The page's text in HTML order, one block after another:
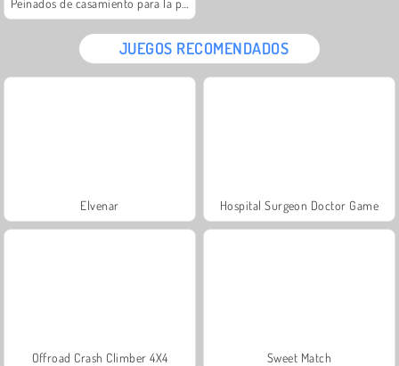
JUEGOS RECOMENDADOS
Elvenar Hospital Surgeon Doctor Game
Offroad Crash Climber 4X4 Sweet Match